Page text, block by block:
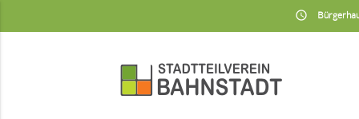
insert_schedule